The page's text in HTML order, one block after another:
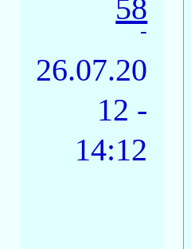
58
-
26.07.20
12 -
14:12